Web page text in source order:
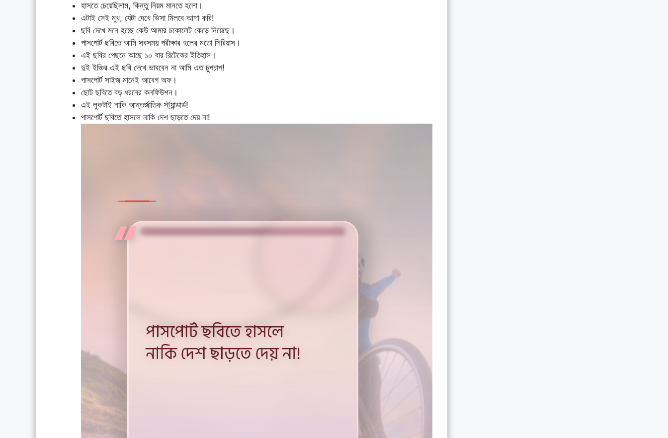
হাসতে চেয়েছিলাম, কিন্তু নিয়ম মানতে হলো।
এটাই সেই মুখ, যেটা দেখে ভিসা মিলবে আশা করি!
ছবি দেখে মনে হচ্ছে কেউ আমার চকোলেট কেড়ে নিয়েছে।
পাসপোর্ট ছবিতে আমি সবসময় পরীক্ষার হলের মতো সিরিয়াস।
এই ছবির পেছনে আছে ১০ বার রিটেকের ইতিহাস।
দুই ইঞ্চির এই ছবি দেখে ভাববেন না আমি এত চুপচাপ!
পাসপোর্ট সাইজ মানেই আবেগ অফ।
ছোট ছবিতে বড় ধরনের কনফিউশন।
এই লুকটাই নাকি আন্তর্জাতিক স্ট্যান্ডার্ড!
পাসপোর্ট ছবিতে হাসলে নাকি দেশ ছাড়তে দেয় না!